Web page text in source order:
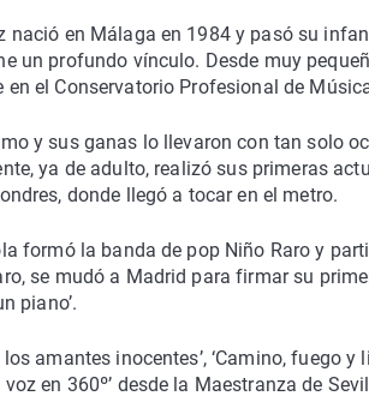
nació en Málaga en 1984 y pasó su
un profundo vínculo. Desde muy
en el Conservatorio Profesional de
y sus ganas lo llevaron con tan solo
ya de adulto, realizó sus primeras
donde llegó a tocar en el metro.
formó la banda de pop Niño Raro y
se mudó a Madrid para firmar su
piano’.
amantes inocentes’, ‘Camino, fuego y
en 360º’ desde la Maestranza de